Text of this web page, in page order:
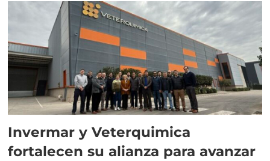
Invermar y Veterquimica
fortalecen su alianza para avanzar